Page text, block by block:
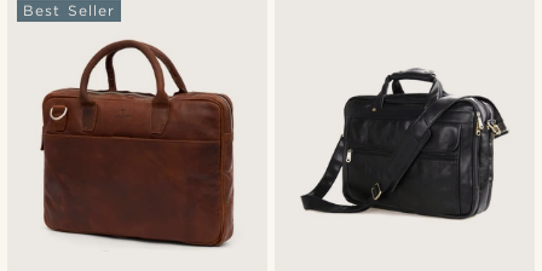
Best Seller